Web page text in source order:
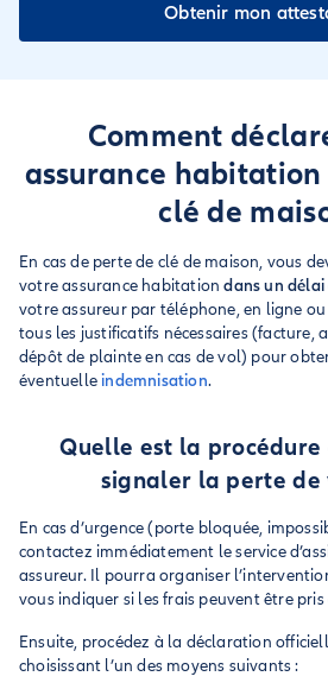
Obtenir mon
Comment
assurance
clé de
En cas de perte de clé de maison, vous
votre assurance habitationdans un délai
votre assureur par téléphone, en ligne
tous les justificatifs nécessaires (facture,
dépôt de plainte en cas de vol) pour
éventuelleindemnisation.
Quelle est la
signaler la perte de
En cas d’urgence (porte bloquée,
contactez immédiatement le service
assureur. Il pourra organiser
vous indiquer si les frais peuvent être pris
Ensuite, procédez à la déclaration
choisissant l’un des moyens suivants :